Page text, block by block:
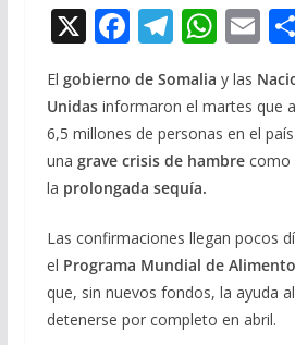
X F
ac
e
b
o
o
k
T
el
e
gr
a
m
W
h
at
s
A
p
E
m
ai
l
El gobierno de Somalia y las
Unidasinformaron el martes que
6,5 millones de personas en el
una grave crisis de hambre como
la prolongada sequía.
Las confirmaciones llegan pocos
el Programa Mundial de
que, sin nuevos fondos, la ayuda
detenerse por completo en abril.